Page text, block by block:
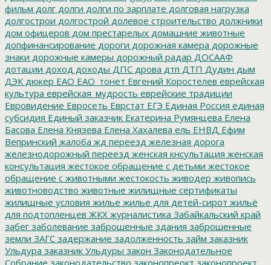
фильм долг долги долги по зарплате долговая нагрузка
долгострои долгострой долевое строительство должники
дом офицеров дом престарелых домашние животные
допфинансирование дороги дорожная камера дорожные
знаки дорожные камеры дорожный радар ДОСААФ
дотации доход доходы ДПС дрова дтп ДТП Дудин дым
ДЭК дюкер ЕАО ЕАО_тонет Евгений Коростелев еврейская
культура еврейская_мудрость еврейские традиции
Евровидение Евросеть Еврстат ЕГЭ Единая Россия единая
субсидия Единый заказчик Екатерина Румянцева Елена
Басова Елена Князева Елена Хахалева ель ЕНВД Ефим
Вепринский жалоба жд переезд железная дорога
железнодорожный переезд женская кнсультация женская
консультация жестокое обращение с детьми жестокое
обращение с животными жестокость живодер живопись
животноводство животные жилищные сертификаты
жилищные условия жилье жилье для детей-сирот жильё
для подтопленцев ЖКХ журналистика Забайкальский край
забег заболевание заброшенные здания заброшенные
земли ЗАГС задержание задолженность займ заказник
Ульдура заказник Ульдуры закон Законодательное
Собрание законодательство законопреокт законопроект